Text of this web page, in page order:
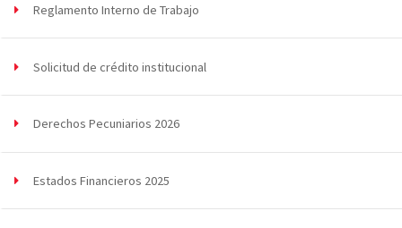
Reglamento Interno de Trabajo
Solicitud de crédito institucional
Derechos Pecuniarios 2026
Estados Financieros 2025